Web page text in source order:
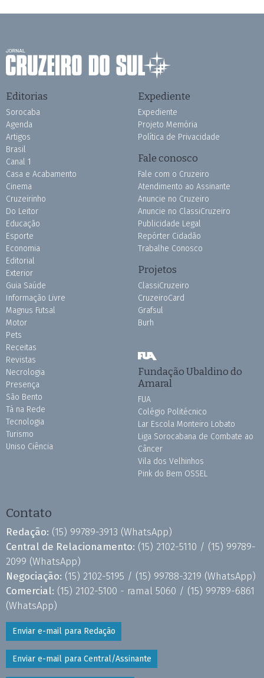
Editorias
Sorocaba
Agenda
Artigos
Brasil
Canal 1
Casa e Acabamento
Cinema
Cruzeirinho
Do Leitor
Educação
Esporte
Economia
Editorial
Exterior
Guia Saúde
Informação Livre
Magnus Futsal
Motor
Pets
Receitas
Revistas
Necrologia
Presença
São Bento
Tá na Rede
Tecnologia
Turismo
Uniso Ciência
Expediente
Expediente
Projeto Memória
Política de Privacidade
Fale conosco
Fale com o Cruzeiro
Atendimento ao Assinante
Anuncie no Cruzeiro
Anuncie no ClassiCruzeiro
Publicidade Legal
Repórter Cidadão
Trabalhe Conosco
Projetos
ClassiCruzeiro
CruzeiroCard
Grafsul
Burh
Fundação Ubaldino do
Amaral
FUA
Colégio Politécnico
Lar Escola Monteiro Lobato
Liga Sorocabana de Combate ao
Câncer
Vila dos Velhinhos
Pink do Bem OSSEL
Contato
Redação: (15) 99789-3913 (WhatsApp)
Central de Relacionamento: (15) 2102-5110 / (15) 99789-
2099 (WhatsApp)
Negociação: (15) 2102-5195 / (15) 99788-3219 (WhatsApp)
Comercial: (15) 2102-5100 - ramal 5060 / (15) 99789-6861
(WhatsApp)
Enviar e-mail para Redação
Enviar e-mail para Central/Assinante